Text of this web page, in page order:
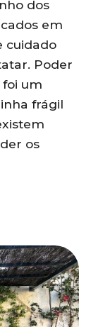
dos
em
cuidado
Poder
foi um
frágil
os